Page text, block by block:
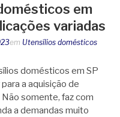
em
variadas
em Utensílios domésticos
domésticos em SP
a aquisição de
somente, faz com
a demandas muito